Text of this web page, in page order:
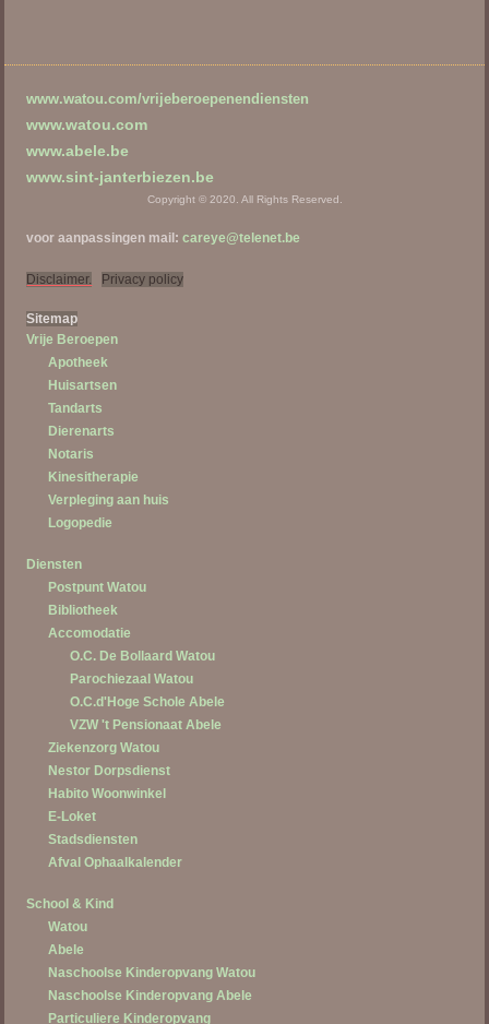
www.watou.com/vrijeberoepenendiensten
www.watou.com
www.abele.be
www.sint-janterbiezen.be
Copyright © 2020. All Rights Reserved.
voor aanpassingen mail:careye@telenet.be
Disclaimer. Privacy policy
Sitemap
Vrije Beroepen
Apotheek
Huisartsen
Tandarts
Dierenarts
Notaris
Kinesitherapie
Verpleging aan huis
Logopedie
Diensten
Postpunt Watou
Bibliotheek
Accomodatie
O.C. De Bollaard Watou
Parochiezaal Watou
O.C.d'Hoge Schole Abele
VZW 't Pensionaat Abele
Ziekenzorg Watou
Nestor Dorpsdienst
Habito Woonwinkel
E-Loket
Stadsdiensten
Afval Ophaalkalender
School & Kind
Watou
Abele
Naschoolse Kinderopvang Watou
Naschoolse Kinderopvang Abele
Particuliere Kinderopvang